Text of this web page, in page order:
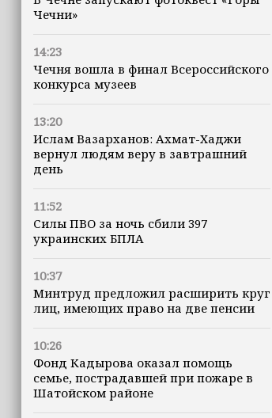
Чечни»
14:23
Чечня вошла в финал Всероссийского
конкурса музеев
13:20
Ислам Вазарханов: Ахмат-Хаджи
вернул людям веру в завтрашний
день
11:52
Силы ПВО за ночь сбили 397
украинских БПЛА
10:37
Минтруд предложил расширить круг
лиц, имеющих право на две пенсии
10:26
Фонд Кадырова оказал помощь
семье, пострадавшей при пожаре в
Шатойском районе